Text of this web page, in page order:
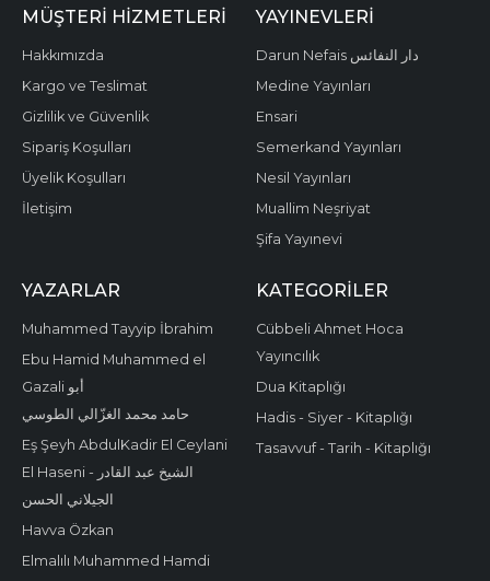
MÜŞTERI HIZMETLERI
Hakkımızda
Kargo ve Teslimat
Gizlilik ve Güvenlik
Sipariş Koşulları
Üyelik Koşulları
İletişim
YAYINEVLERI
Darun Nefais دار النفائس
Medine Yayınları
Ensari
Semerkand Yayınları
Nesil Yayınları
Muallim Neşriyat
Şifa Yayınevi
YAZARLAR
Muhammed Tayyip İbrahim
Ebu Hamid Muhammed el
Gazali أبو
حامد محمد الغزّالي الطوسي
Eş Şeyh AbdulKadir El Ceylani
El Haseni - الشيخ عبد القادر
الجيلاني الحسن
Havva Özkan
Elmalılı Muhammed Hamdi
KATEGORILER
Cübbeli Ahmet Hoca
Yayıncılık
Dua Kitaplığı
Hadis - Siyer - Kitaplığı
Tasavvuf - Tarih - Kitaplığı